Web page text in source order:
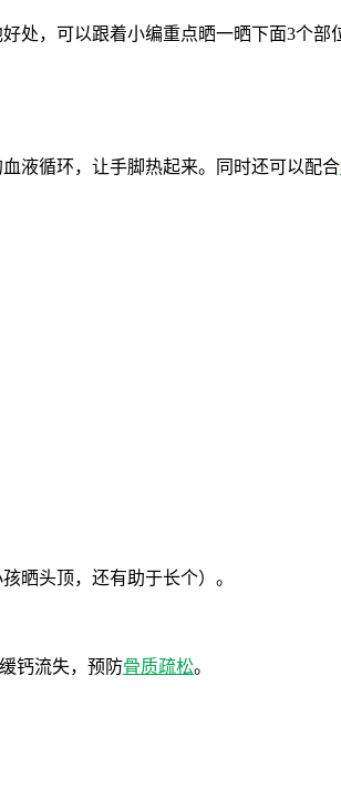
，可以跟着小编重点晒一晒下面3个部
液循环，让手脚热起来。同时还可以配合
晒头顶，还有助于长个）。
钙流失，预防骨质疏松。